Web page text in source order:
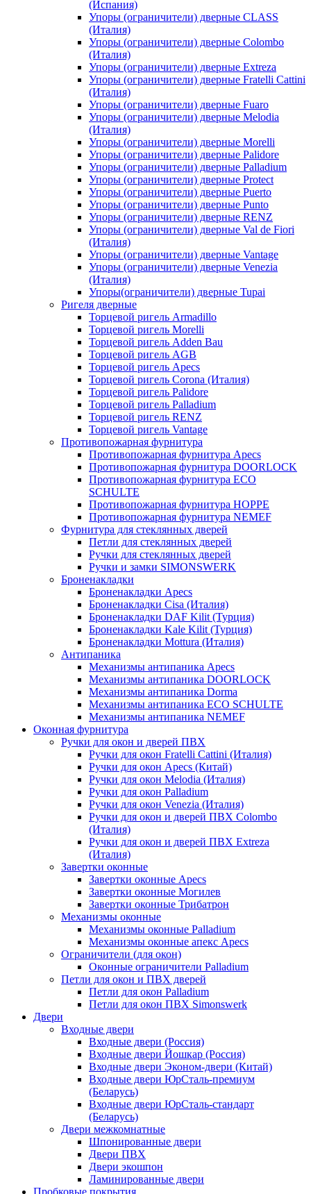
(Испания)
Упоры (ограничители) дверные CLASS
(Италия)
Упоры (ограничители) дверные Colombo
(Италия)
Упоры (ограничители) дверные Extreza
Упоры (ограничители) дверные Fratelli Cattini
(Италия)
Упоры (ограничители) дверные Fuaro
Упоры (ограничители) дверные Melodia
(Италия)
Упоры (ограничители) дверные Morelli
Упоры (ограничители) дверные Palidore
Упоры (ограничители) дверные Palladium
Упоры (ограничители) дверные Protect
Упоры (ограничители) дверные Puerto
Упоры (ограничители) дверные Punto
Упоры (ограничители) дверные RENZ
Упоры (ограничители) дверные Val de Fiori
(Италия)
Упоры (ограничители) дверные Vantage
Упоры (ограничители) дверные Venezia
(Италия)
Упоры(ограничители) дверные Tupai
Ригеля дверные
Торцевой ригель Armadillo
Торцевой ригель Morelli
Торцевой ригель Adden Bau
Торцевой ригель AGB
Торцевой ригель Apecs
Торцевой ригель Corona (Италия)
Торцевой ригель Palidore
Торцевой ригель Palladium
Торцевой ригель RENZ
Торцевой ригель Vantage
Противопожарная фурнитура
Противопожарная фурнитура Apecs
Противопожарная фурнитура DOORLOCK
Противопожарная фурнитура ECO
SCHULTE
Противопожарная фурнитура HOPPE
Противопожарная фурнитура NEMEF
Фурнитура для стеклянных дверей
Петли для стеклянных дверей
Ручки для стеклянных дверей
Ручки и замки SIMONSWERK
Броненакладки
Броненакладки Apecs
Броненакладки Cisa (Италия)
Броненакладки DAF Kilit (Турция)
Броненакладки Kale Kilit (Турция)
Броненакладки Mottura (Италия)
Антипаника
Механизмы антипаника Apecs
Механизмы антипаника DOORLOCK
Механизмы антипаника Dorma
Механизмы антипаника ECO SCHULTE
Механизмы антипаника NEMEF
Оконная фурнитура
Ручки для окон и дверей ПВХ
Ручки для окон Fratelli Cattini (Италия)
Ручки для окон Apecs (Китай)
Ручки для окон Melodia (Италия)
Ручки для окон Palladium
Ручки для окон Venezia (Италия)
Ручки для окон и дверей ПВХ Colombo
(Италия)
Ручки для окон и дверей ПВХ Extreza
(Италия)
Завертки оконные
Завертки оконные Apecs
Завертки оконные Могилев
Завертки оконные Трибатрон
Механизмы оконные
Механизмы оконные Palladium
Механизмы оконные апекс Apecs
Ограничители (для окон)
Оконные ограничители Palladium
Петли для окон и ПВХ дверей
Петли для окон Palladium
Петли для окон ПВХ Simonswerk
Двери
Входные двери
Входные двери (Россия)
Входные двери Йошкар (Россия)
Входные двери Эконом-двери (Китай)
Входные двери ЮрСталь-премиум
(Беларусь)
Входные двери ЮрСталь-стандарт
(Беларусь)
Двери межкомнатные
Шпонированные двери
Двери ПВХ
Двери экошпон
Ламинированные двери
Пробковые покрытия